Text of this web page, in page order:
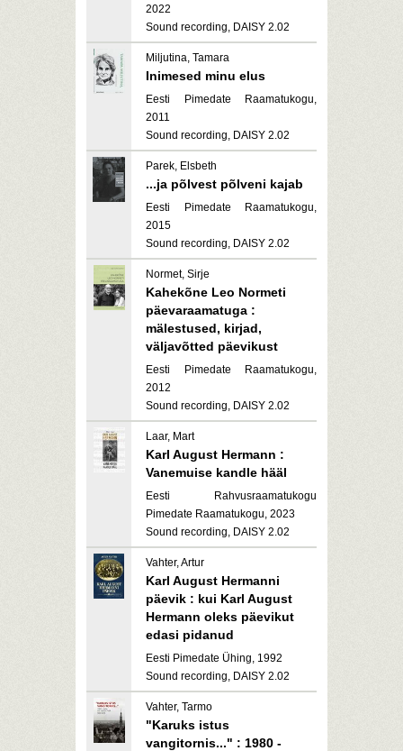
2022
Sound recording, DAISY 2.02
Miljutina, Tamara
Inimesed minu elus
Eesti Pimedate Raamatukogu,
2011
Sound recording, DAISY 2.02
Parek, Elsbeth
...ja põlvest põlveni kajab
Eesti Pimedate Raamatukogu,
2015
Sound recording, DAISY 2.02
Normet, Sirje
Kahekõne Leo Normeti
päevaraamatuga :
mälestused, kirjad,
väljavõtted päevikust
Eesti Pimedate Raamatukogu,
2012
Sound recording, DAISY 2.02
Laar, Mart
Karl August Hermann :
Vanemuise kandle hääl
Eesti Rahvusraamatukogu
Pimedate Raamatukogu, 2023
Sound recording, DAISY 2.02
Vahter, Artur
Karl August Hermanni
päevik : kui Karl August
Hermann oleks päevikut
edasi pidanud
Eesti Pimedate Ühing, 1992
Sound recording, DAISY 2.02
Vahter, Tarmo
"Karuks istus
vangitornis..." : 1980 -